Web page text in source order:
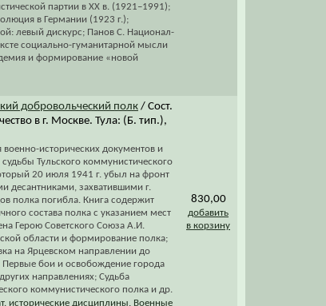
партии в ХХ в. (1921–1991);
в Германии (1923 г.);
левый дискурс; Панов С. Национал-
социально-гуманитарной мысли
и формирование «новой
добровольческий полк / Сост.
в г. Москве. Тула: (Б. тип.),
исторических документов и
Тульского коммунистического
20 июля 1941 г. убыл на фронт
десантниками, захватившими г.
полка погибла. Книга содержит
состава полка с указанием мест
Герою Советского Союза А.И.
области и формирование полка;
на Ярцевском направлении до
Первые бои и освобождение города
направлениях; Судьба
коммунистического полка и др.
исторические дисциплины
Военные
830,00
добавить
в корзину